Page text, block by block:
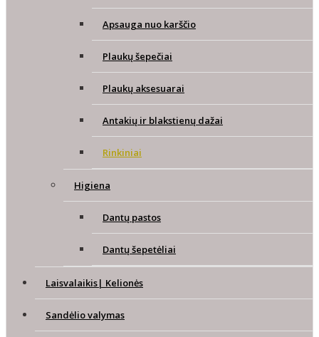
Apsauga nuo karščio
Plaukų šepečiai
Plaukų aksesuarai
Antakių ir blakstienų dažai
Rinkiniai
Higiena
Dantų pastos
Dantų šepetėliai
Laisvalaikis| Kelionės
Sandėlio valymas